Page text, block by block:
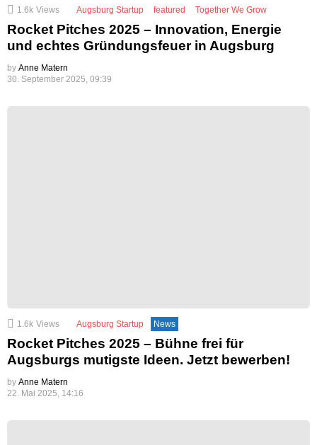
1.6k Views Augsburg Startup featured Together We Grow
Rocket Pitches 2025 – Innovation, Energie
und echtes Gründungsfeuer in Augsburg
by Anne Matern
30. September 2025, 09:39
1.6k Views Augsburg Startup News
Rocket Pitches 2025 – Bühne frei für
Augsburgs mutigste Ideen. Jetzt bewerben!
by Anne Matern
22. Mai 2025, 14:16